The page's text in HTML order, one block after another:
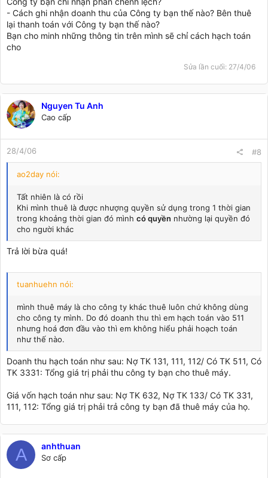
- Cách ghi nhận doanh thu của Công ty bạn thế nào? Bên thuê
lại thanh toán với Công ty bạn thế nào?
Bạn cho minh những thông tin trên mình sẽ chỉ cách hạch toán
cho
Sửa lần cuối: 27/4/06
Nguyen Tu Anh
Cao cấp
28/4/06 #8
ao2day nói:
Tất nhiên là có rồi
Khi mình thuê là được nhượng quyền sử dụng trong 1 thời gian
trong khoảng thời gian đó mình có quyền nhường lại quyền đó
cho người khác
Trả lời bừa quá!
tuanhuehn nói:
mình thuê máy là cho công ty khác thuê luôn chứ không dùng
cho công ty mình. Do đó doanh thu thì em hạch toán vào 511
nhưng hoá đơn đầu vào thì em không hiểu phải hoạch toán
như thế nào.
Doanh thu hạch toán như sau: Nợ TK 131, 111, 112/ Có TK 511, Có
TK 3331: Tổng giá trị phải thu công ty bạn cho thuê máy.
Giá vốn hạch toán như sau: Nợ TK 632, Nợ TK 133/ Có TK 331,
111, 112: Tổng giá trị phải trả công ty bạn đã thuê máy của họ.
A anhthuan
Sơ cấp